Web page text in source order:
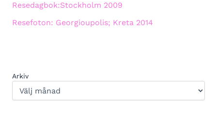
Resedagbok:Stockholm 2009
Resefoton: Georgioupolis; Kreta 2014
Arkiv